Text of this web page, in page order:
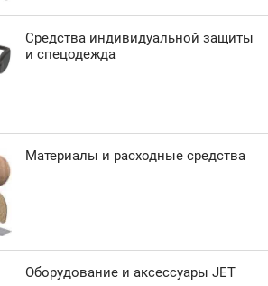
Средства индивидуальной защиты
и спецодежда
Материалы и расходные средства
Оборудование и аксессуары JET